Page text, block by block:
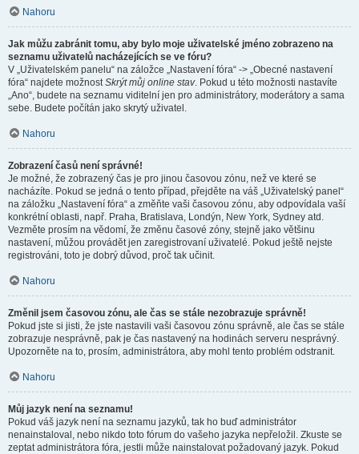
Nahoru
Jak můžu zabránit tomu, aby bylo moje uživatelské jméno zobrazeno na
seznamu uživatelů nacházejících se ve fóru?
V „Uživatelském panelu“ na záložce „Nastavení fóra“ -> „Obecné nastavení
fóra“ najdete možnostSkrýt můj online stav. Pokud u této možnosti nastavíte
„Ano“, budete na seznamu viditelní jen pro administrátory, moderátory a sama
sebe. Budete počítán jako skrytý uživatel.
Nahoru
Zobrazení časů není správné!
Je možné, že zobrazený čas je pro jinou časovou zónu, než ve které se
nacházíte. Pokud se jedná o tento případ, přejděte na váš „Uživatelský panel“
na záložku „Nastavení fóra“ a změňte vaši časovou zónu, aby odpovídala vaší
konkrétní oblasti, např. Praha, Bratislava, Londýn, New York, Sydney atd.
Vezměte prosím na vědomí, že změnu časové zóny, stejně jako většinu
nastavení, můžou provádět jen zaregistrovaní uživatelé. Pokud ještě nejste
registrováni, toto je dobrý důvod, proč tak učinit.
Nahoru
Změnil jsem časovou zónu, ale čas se stále nezobrazuje správně!
Pokud jste si jisti, že jste nastavili vaši časovou zónu správně, ale čas se stále
zobrazuje nesprávně, pak je čas nastavený na hodinách serveru nesprávný.
Upozorněte na to, prosím, administrátora, aby mohl tento problém odstranit.
Nahoru
Můj jazyk není na seznamu!
Pokud váš jazyk není na seznamu jazyků, tak ho buď administrátor
nenainstaloval, nebo nikdo toto fórum do vašeho jazyka nepřeložil. Zkuste se
zeptat administrátora fóra, jestli může nainstalovat požadovaný jazyk. Pokud